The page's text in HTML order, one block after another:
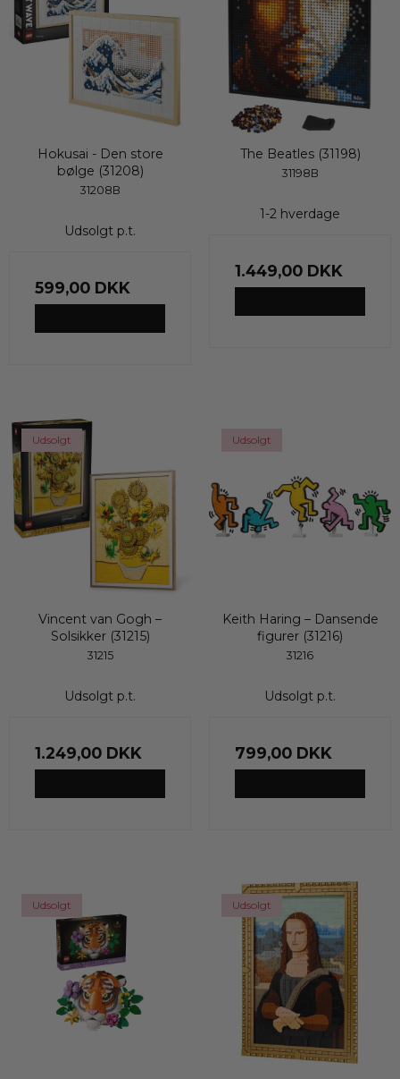
Hokusai - Den store
bølge (31208)
31208B
Udsolgt p.t.
599,00 DKK
The Beatles (31198)
31198B
1-2 hverdage
1.449,00 DKK
Udsolgt
Vincent van Gogh –
Solsikker (31215)
31215
Udsolgt p.t.
1.249,00 DKK
Udsolgt
Keith Haring – Dansende
figurer (31216)
31216
Udsolgt p.t.
799,00 DKK
Udsolgt Udsolgt